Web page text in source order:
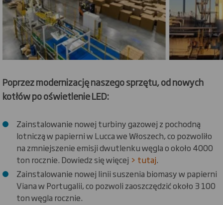
Poprzez modernizację naszego sprzętu, od nowych
kotłów po oświetlenie LED:
Zainstalowanie nowej turbiny gazowej z pochodną
lotniczą w papierni w Lucca we Włoszech, co pozwoliło
na zmniejszenie emisji dwutlenku węgla o około 4000
ton rocznie. Dowiedz się więcej > tutaj.
Zainstalowanie nowej linii suszenia biomasy w papierni
Viana w Portugalii, co pozwoli zaoszczędzić około 3 100
ton węgla rocznie.